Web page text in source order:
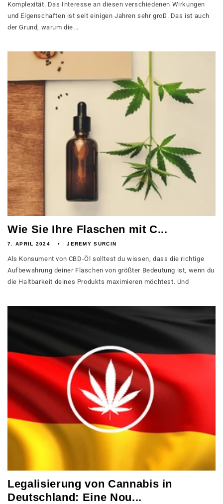
Komplexität. Das Interesse an diesen verschiedenen Wirkungen
und Eigenschaften ist seit einigen Jahren sehr groß. Das ist auch
der Grund, warum die...
Wie Sie Ihre Flaschen mit C...
7. APRIL 2024 JEREMY SURCIN
Als Konsument von CBD-Öl solltest du wissen, dass die richtige
Aufbewahrung deiner Flaschen von größter Bedeutung ist, wenn du
die Haltbarkeit deines Produkts maximieren möchtest. Und
Legalisierung von Cannabis in
Deutschland: Eine Nou...